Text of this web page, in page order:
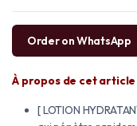
Order on WhatsApp
À propos de cet article
[ LOTION